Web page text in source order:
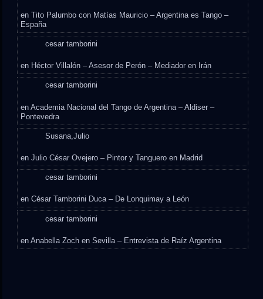
enTito Palumbo con Matías Mauricio – Argentina es Tango –
España
cesar tamborini
en Héctor Villalón – Asesor de Perón – Mediador en Irán
cesar tamborini
enAcademia Nacional del Tango de Argentina – Aldiser –
Pontevedra
Susana,Julio
enJulio César Ovejero – Pintor y Tanguero en Madrid
cesar tamborini
enCésar Tamborini Duca – De Lonquimay a León
cesar tamborini
enAnabella Zoch en Sevilla – Entrevista de Raíz Argentina